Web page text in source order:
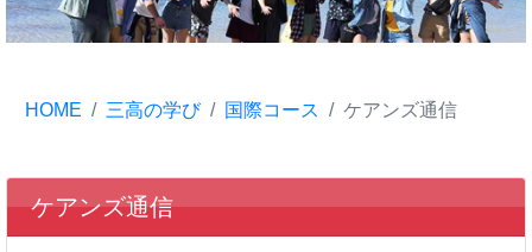
HOME 三高の学び 国際コース ケアンズ通信
ケアンズ通信